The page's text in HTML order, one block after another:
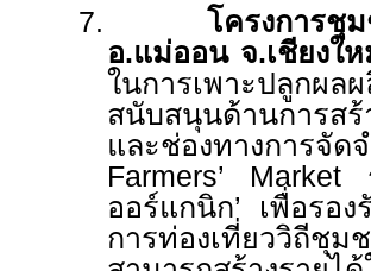
7.
โครงการชุ
อ.แม่ออน จ.เชียงใ
ในการเพาะปลู
สนับสนุนด้านการส
และช่องทางกา
Farmers’ Market
ออร์แกนิก’ เพื่อรอ
การท่องเที่ยววิถี